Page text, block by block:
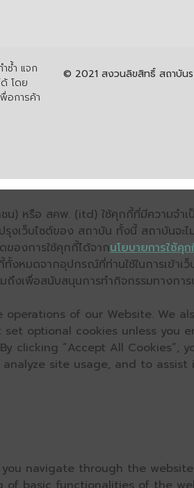
ซ้ำ แจก
โดย
อการค้า
© 2021 สงวนลิขสิทธิ์ สถาบันร
น) หรือ สคพ. (itd) ใช้คุกกี้ที่มีความจำ
รุงเว็บไซต์ของ สถาบัน ทั้งนี้ สถาบันจะ
ของการใช้คุกกี้ได้จากนโยบายการใช้คุ
หมดจากอุปกรณ์ที่ท่านใช้ในการเข้าเ
มถึงเพื่อสนับสนุนการทำกิจกรรมทางก
of our Website. We
optional cookies unless you
clicking “Accept All
site usage, and to
navigate through the